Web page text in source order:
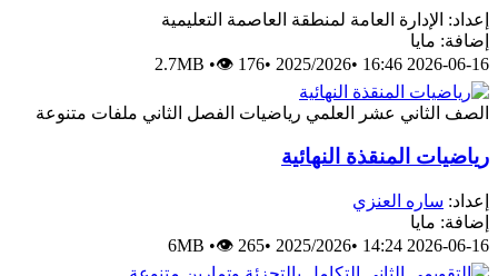
إعداد: الإدارة العامة لمنطقة العاصمة التعليمية
إضافة: مايا
2026-06-16 16:46
•
2025/2026
•
2.7MB •👁 176
الصف الثاني عشر العلمي رياضيات الفصل الثاني ملفات متنوعة
رياضيات المنقذة النهائية
إعداد: ساره العنزي
إضافة: مايا
2026-06-16 14:24
•
2025/2026
•
6MB •👁 265